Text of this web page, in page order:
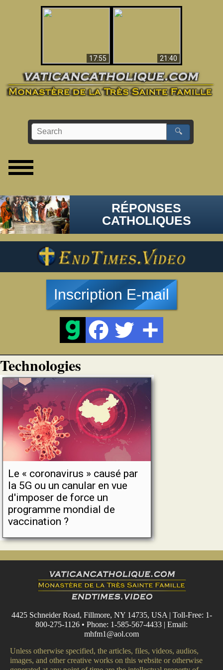
17:55
21:40
🔍
RÉPONSES
CATHOLIQUES
Inscription E-mail
Technologies
Le « coronavirus » causé par
la 5G ou un canular en vue
d'imposer de force un
programme mondial de
vaccination ?
4425 Schneider Road, Fillmore, NY 14735, USA | Toll-Free: 1-
800-275-1126 • Phone: 1-585-567-4433 | Email:
mhfm1@aol.com
Unless otherwise specified, the articles, files, videos, audios,
images, and other creative works on this website or otherwise